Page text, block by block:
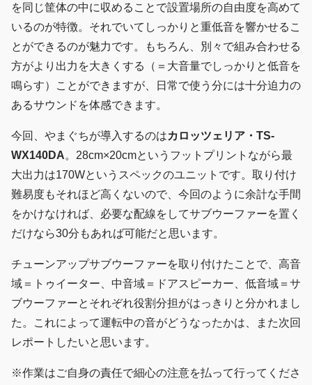
を同じ筐体の中に収めることで設置場所の自由度を高めて
いるのが特徴。それでいてしっかりと重低音を響かせるこ
とができるのが魅力です。もちろん、別々で組み合わせる
方がより出力を大きくする（＝大音量でしっかりと低音を
鳴らす）ことができますが、日常で使う分には十分迫力の
あるサウンドを体感できます。
今回、やまぐちが導入するのはカロッツェリア・TS-
WX140DA。28cm×20cmというフットプリントながら最
大出力は170Wというスペックのユニットです。取り付け
難易度もそれほど高くないので、今回のように余計な手間
をかけなければ、必要な配線をしてサブウーファーを置く
だけなら30分もあれば可能だと思います。
チューンアップサブウーファーを取り付けたことで、高音
域＝トゥイーター、中音域＝ドアスピーカー、低音域＝サ
ブウーファーとそれぞれ役割分担がはっきりと分かれまし
た。これによって運転中の音がどうなったかは、また次回
レポートしたいと思います。
※作業はご自身の責任で細心の注意を払って行ってくださ